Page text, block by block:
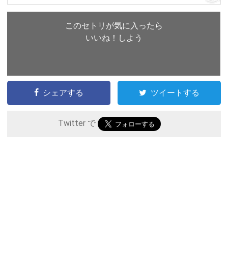
このセトリが気に入ったら
いいね！しよう
シェアする ツイートする
Twitter で